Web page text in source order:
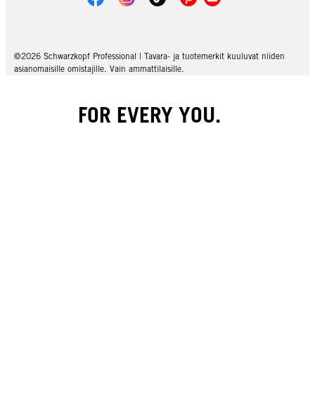
©2026 Schwarzkopf Professional | Tavara- ja tuotemerkit kuuluvat niiden
asianomaisille omistajille. Vain ammattilaisille.
FOR EVERY YOU.